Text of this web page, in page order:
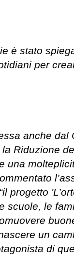
è stato
per
anche dal
Riduzione
una
progetto
scuole, le
un
di